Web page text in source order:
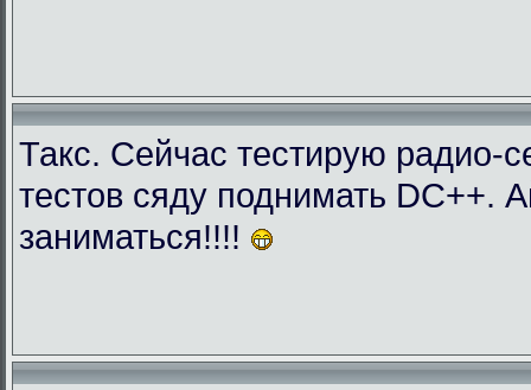
Такс. Сейчас тестирую радио-
тестов сяду поднимать DC++.
заниматься!!!!